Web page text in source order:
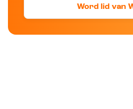
Word lid van